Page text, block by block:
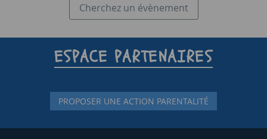
Cherchez un évènement
ESPACE PARTENAIRES
PROPOSER UNE ACTION PARENTALITÉ